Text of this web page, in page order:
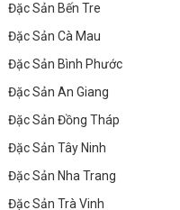
Đặc Sản Bến Tre
Đặc Sản Cà Mau
Đặc Sản Bình Phước
Đặc Sản An Giang
Đặc Sản Đồng Tháp
Đặc Sản Tây Ninh
Đặc Sản Nha Trang
Đặc Sản Trà Vinh